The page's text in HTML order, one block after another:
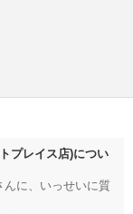
プレイス店)につい
んに、いっせいに質